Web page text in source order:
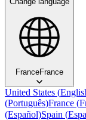
FranceFrance
United States (
(Português)France (
(Español)Spain (